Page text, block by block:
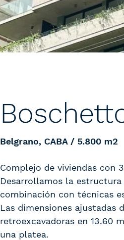
Belgrano, CABA / 5.800 m2
Complejo de viviendas con
Desarrollamos la
combinación con técnicas
Las dimensiones ajustadas
retroexcavadoras en 13.60
una platea.